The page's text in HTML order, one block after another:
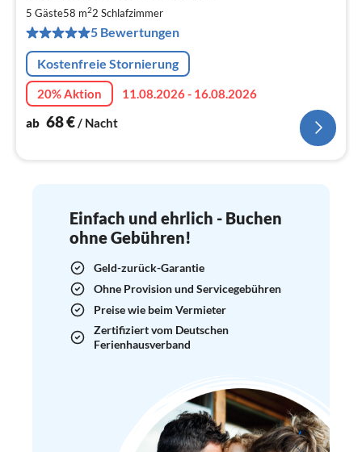
5 Gäste58 m22 Schlafzimmer
5 Bewertungen
Kostenfreie Stornierung
20% Aktion
11.08.2026 - 16.08.2026
ab 68€/ Nacht
Einfach und ehrlich - Buchen
ohne Gebühren!
Geld-zurück-Garantie
Ohne Provision und Servicegebühren
Preise wie beim Vermieter
Zertifiziert vom Deutschen
Ferienhausverband